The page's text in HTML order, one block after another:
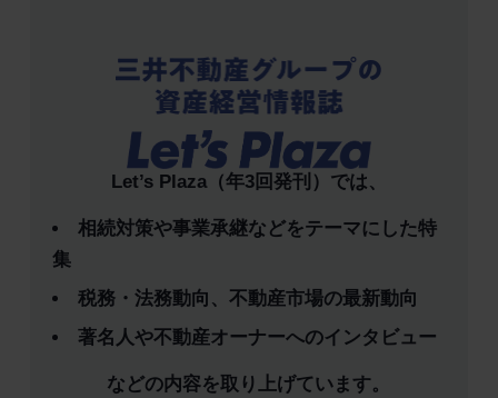
Let’s Plaza（年3回発刊）では、
相続対策や事業承継などをテーマにした特
集
税務・法務動向、不動産市場の最新動向
著名人や不動産オーナーへのインタビュー
などの内容を取り上げています。